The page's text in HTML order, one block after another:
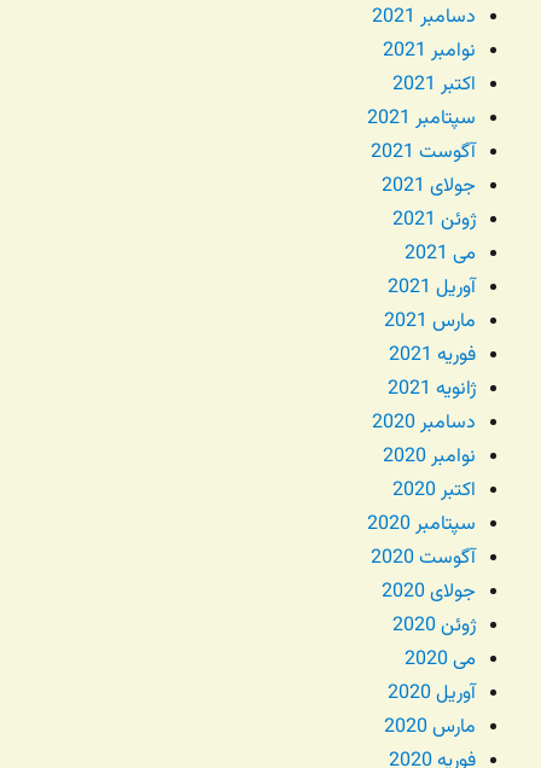
دسامبر 2021
نوامبر 2021
اکتبر 2021
سپتامبر 2021
آگوست 2021
جولای 2021
ژوئن 2021
می 2021
آوریل 2021
مارس 2021
فوریه 2021
ژانویه 2021
دسامبر 2020
نوامبر 2020
اکتبر 2020
سپتامبر 2020
آگوست 2020
جولای 2020
ژوئن 2020
می 2020
آوریل 2020
مارس 2020
فوریه 2020